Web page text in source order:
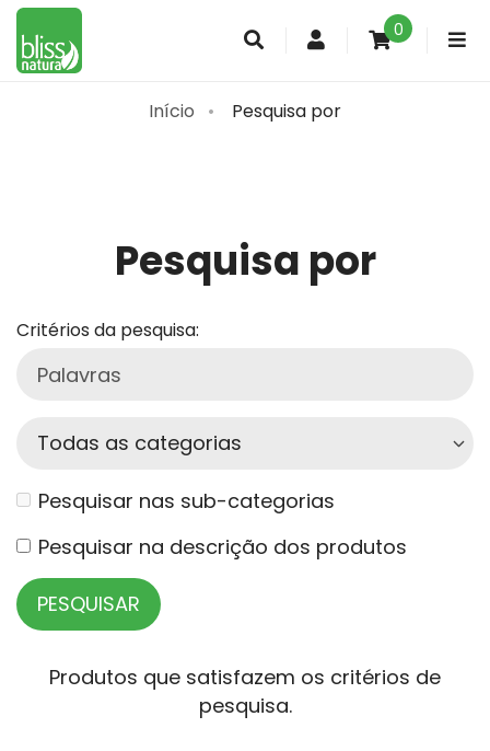
Conta 0
Início Pesquisa por
Pesquisa por
Critérios da pesquisa:
Pesquisar nas sub-categorias
Pesquisar na descrição dos produtos
Produtos que satisfazem os critérios de
pesquisa.